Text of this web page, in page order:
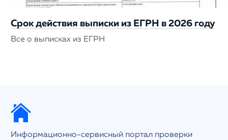
Срок действия выписки из ЕГРН в 2026 году
Все о выписках из ЕГРН
Информационно-сервисный портал проверки